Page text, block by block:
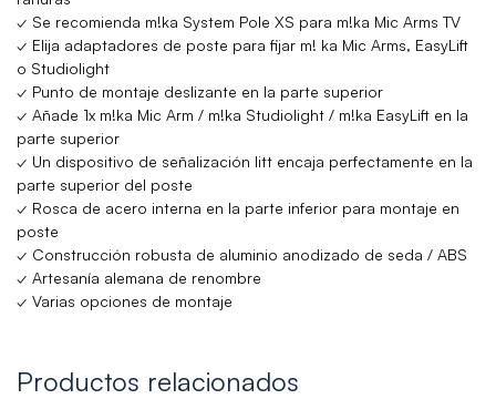
✓ Se recomienda m!ka System Pole XS para m!ka Mic Arms TV
✓ Elija adaptadores de poste para fijar m! ka Mic Arms, EasyLift
o Studiolight
✓ Punto de montaje deslizante en la parte superior
✓ Añade 1x m!ka Mic Arm / m!ka Studiolight / m!ka EasyLift en la
parte superior
✓ Un dispositivo de señalización litt encaja perfectamente en la
parte superior del poste
✓ Rosca de acero interna en la parte inferior para montaje en
poste
✓ Construcción robusta de aluminio anodizado de seda / ABS
✓ Artesanía alemana de renombre
✓ Varias opciones de montaje
Productos relacionados